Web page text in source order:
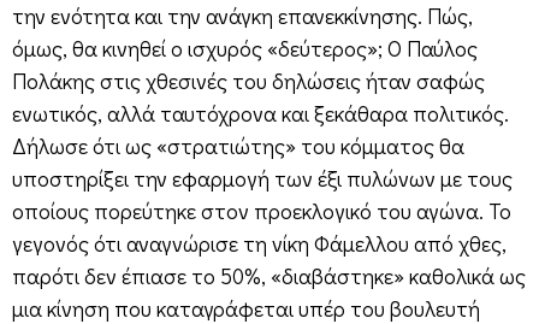
την ενότητα και την ανάγκη επανεκκίνησης. Πώς,
όμως, θα κινηθεί ο ισχυρός «δεύτερος»; Ο Παύλος
Πολάκης στις χθεσινές του δηλώσεις ήταν σαφώς
ενωτικός, αλλά ταυτόχρονα και ξεκάθαρα πολιτικός.
Δήλωσε ότι ως «στρατιώτης» του κόμματος θα
υποστηρίξει την εφαρμογή των έξι πυλώνων με τους
οποίους πορεύτηκε στον προεκλογικό του αγώνα. Το
γεγονός ότι αναγνώρισε τη νίκη Φάμελλου από χθες,
παρότι δεν έπιασε το 50%, «διαβάστηκε» καθολικά ως
μια κίνηση που καταγράφεται υπέρ του βουλευτή